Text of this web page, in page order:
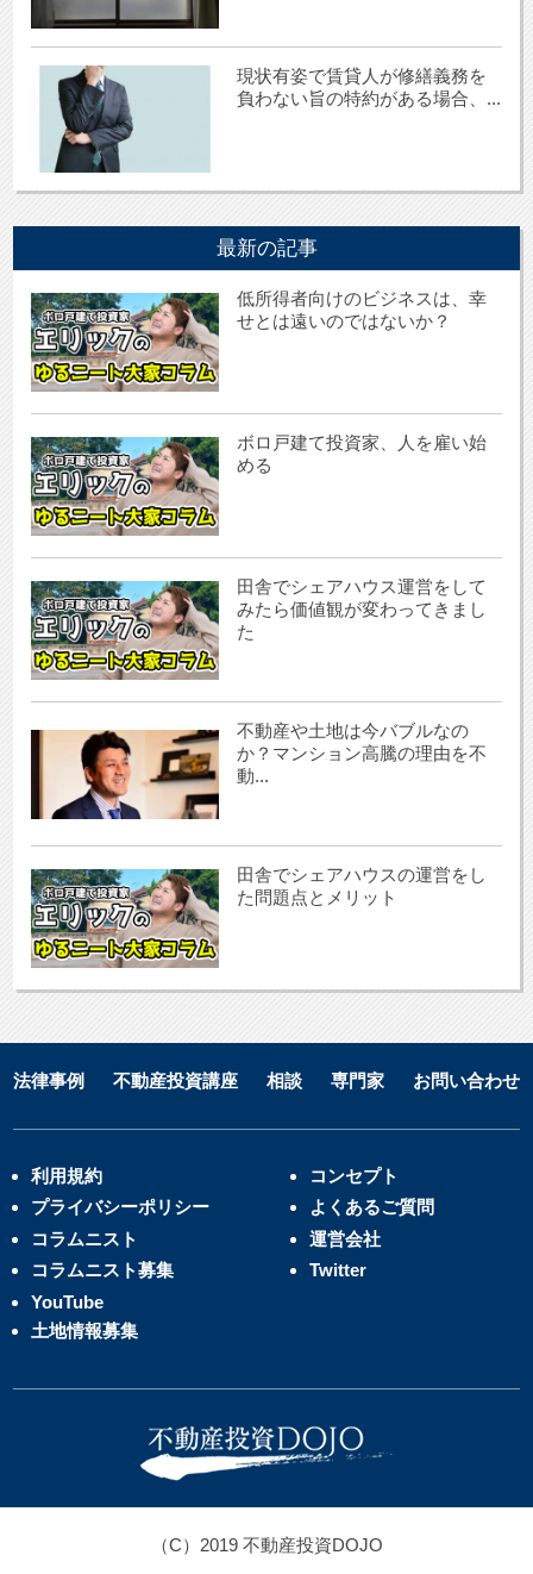
現状有姿で賃貸人が修繕義務を
負わない旨の特約がある場合、...
最新の記事
低所得者向けのビジネスは、幸
せとは遠いのではないか？
ボロ戸建て投資家、人を雇い始
める
田舎でシェアハウス運営をして
みたら価値観が変わってきまし
た
不動産や土地は今バブルなの
か？マンション高騰の理由を不
動...
田舎でシェアハウスの運営をし
た問題点とメリット
法律事例 不動産投資講座 相談 専門家 お問い合わせ
利用規約
プライバシーポリシー
コンセプト
よくあるご質問
コラムニスト
コラムニスト募集
運営会社
Twitter
YouTube
土地情報募集
（C）2019 不動産投資DOJO